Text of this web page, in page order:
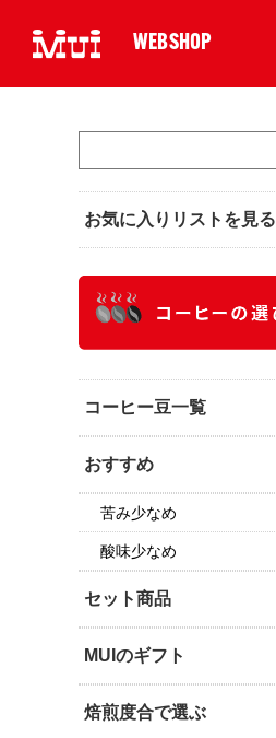
WEBSHOP
お気に入りリストを見る
コーヒー豆一覧
おすすめ
苦み少なめ
酸味少なめ
セット商品
MUIのギフト
焙煎度合で選ぶ